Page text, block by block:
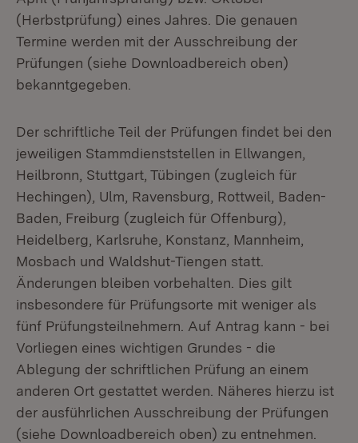
(Herbstprüfung) eines Jahres. Die genauen
Termine werden mit der Ausschreibung der
Prüfungen (siehe Downloadbereich oben)
bekanntgegeben.
Der schriftliche Teil der Prüfungen findet bei den
jeweiligen Stammdienststellen in Ellwangen,
Heilbronn, Stuttgart, Tübingen (zugleich für
Hechingen), Ulm, Ravensburg, Rottweil, Baden-
Baden, Freiburg (zugleich für Offenburg),
Heidelberg, Karlsruhe, Konstanz, Mannheim,
Mosbach und Waldshut-Tiengen statt.
Änderungen bleiben vorbehalten. Dies gilt
insbesondere für Prüfungsorte mit weniger als
fünf Prüfungsteilnehmern. Auf Antrag kann - bei
Vorliegen eines wichtigen Grundes - die
Ablegung der schriftlichen Prüfung an einem
anderen Ort gestattet werden. Näheres hierzu ist
der ausführlichen Ausschreibung der Prüfungen
(siehe Downloadbereich oben) zu entnehmen.